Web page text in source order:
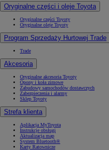
Oryginalne części i oleje Toyota
Oryginalne części Toyoty
Oryginalne oleje Toyoty
Program Sprzedaży Hurtowej Trade
Trade
Akcesoria
Oryginalne akcesoria Toyoty
Opony i koła zimowe
Zabudowy samochodów dostawczych
Zabezpieczenia i alarmy
Sklep Toyoty
Strefa klienta
Aplikacja MyToyota
Instrukcje obsługi
Aktualizacja map
System Bluetooth®
Karty Ratownicze